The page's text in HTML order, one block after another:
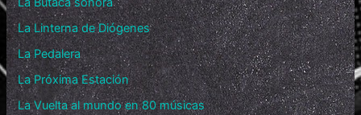
La Linterna de Diógenes
La Pedalera
La Próxima Estación
La Vuelta al mundo en 80 músicas